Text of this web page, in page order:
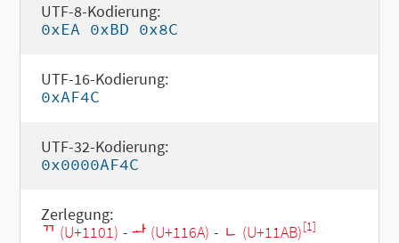
UTF-8-Kodierung:
0xEA 0xBD 0x8C
UTF-16-Kodierung:
0xAF4C
UTF-32-Kodierung:
0x0000AF4C
Zerlegung:
ᄁ (U+1101) - ᅪ (U+116A) - ᆫ (U+11AB)[1]